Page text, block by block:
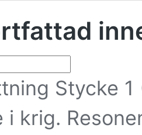
Stycke 1
i krig.